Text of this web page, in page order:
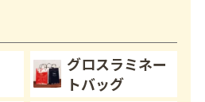
グロスラミネー
トバッグ